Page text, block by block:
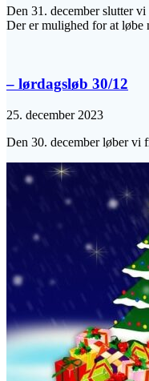
Den 31. december slutter
Der er mulighed for at løbe
– lørdagsløb 30/12
25. december 2023
Den 30. december løber vi